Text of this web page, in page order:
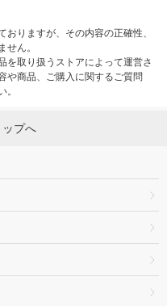
りますが、その内容の正確性、
せん。
を取り扱うストアによって運営さ
や商品、ご購入に関するご質問
。
プへ